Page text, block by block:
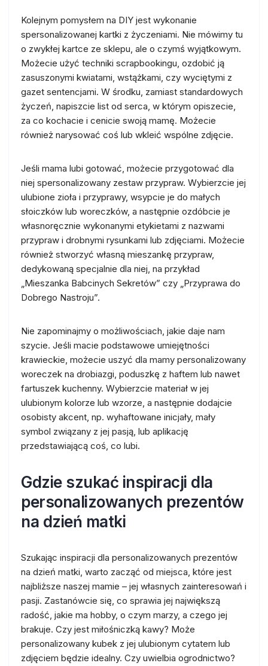
Kolejnym pomysłem na DIY jest wykonanie
spersonalizowanej kartki z życzeniami. Nie mówimy tu
o zwykłej kartce ze sklepu, ale o czymś wyjątkowym.
Możecie użyć techniki scrapbookingu, ozdobić ją
zasuszonymi kwiatami, wstążkami, czy wyciętymi z
gazet sentencjami. W środku, zamiast standardowych
życzeń, napiszcie list od serca, w którym opiszecie,
za co kochacie i cenicie swoją mamę. Możecie
również narysować coś lub wkleić wspólne zdjęcie.
Jeśli mama lubi gotować, możecie przygotować dla
niej spersonalizowany zestaw przypraw. Wybierzcie jej
ulubione zioła i przyprawy, wsypcie je do małych
słoiczków lub woreczków, a następnie ozdóbcie je
własnoręcznie wykonanymi etykietami z nazwami
przypraw i drobnymi rysunkami lub zdjęciami. Możecie
również stworzyć własną mieszankę przypraw,
dedykowaną specjalnie dla niej, na przykład
„Mieszanka Babcinych Sekretów” czy „Przyprawa do
Dobrego Nastroju”.
Nie zapominajmy o możliwościach, jakie daje nam
szycie. Jeśli macie podstawowe umiejętności
krawieckie, możecie uszyć dla mamy personalizowany
woreczek na drobiazgi, poduszkę z haftem lub nawet
fartuszek kuchenny. Wybierzcie materiał w jej
ulubionym kolorze lub wzorze, a następnie dodajcie
osobisty akcent, np. wyhaftowane inicjały, mały
symbol związany z jej pasją, lub aplikację
przedstawiającą coś, co lubi.
Gdzie szukać inspiracji dla
personalizowanych prezentów
na dzień matki
Szukając inspiracji dla personalizowanych prezentów
na dzień matki, warto zacząć od miejsca, które jest
najbliższe naszej mamie – jej własnych zainteresowań i
pasji. Zastanówcie się, co sprawia jej największą
radość, jakie ma hobby, o czym marzy, a czego jej
brakuje. Czy jest miłośniczką kawy? Może
personalizowany kubek z jej ulubionym cytatem lub
zdjęciem będzie idealny. Czy uwielbia ogrodnictwo?